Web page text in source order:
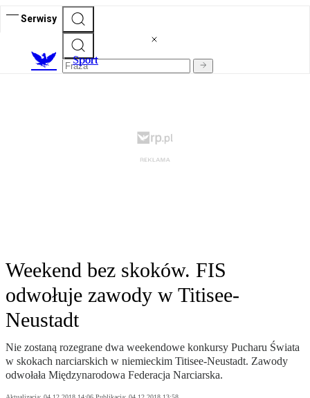
Serwisy
Sport
Weekend bez skoków. FIS
odwołuje zawody w Titisee-
Neustadt
Nie zostaną rozegrane dwa weekendowe konkursy Pucharu Świata
w skokach narciarskich w niemieckim Titisee-Neustadt. Zawody
odwołała Międzynarodowa Federacja Narciarska.